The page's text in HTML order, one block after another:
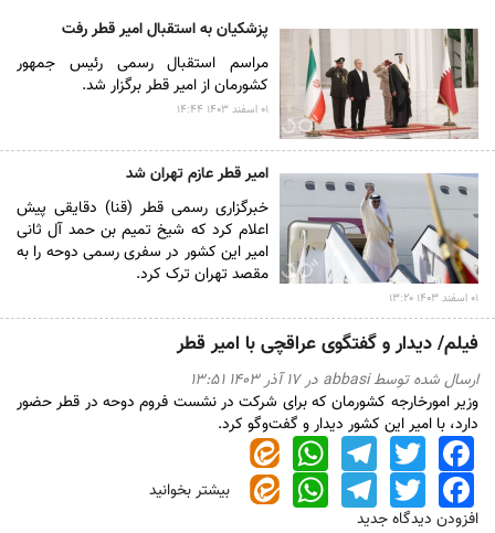
رسمی
از
امیر
قطر
پزشکیان به استقبال امیر قطر رفت
مراسم استقبال رسمی رئیس جمهور
کشورمان از امیر قطر برگزار شد.
۰۱ اسفند ۱۴۰۳ ۱۴:۴۴
امیر قطر عازم تهران شد
خبرگزاری رسمی قطر (قنا) دقایقی پیش
اعلام کرد که شیخ تمیم بن حمد آل ثانی
امیر این کشور در سفری رسمی دوحه را به
مقصد تهران ترک کرد.
۰۱ اسفند ۱۴۰۳ ۱۳:۲۰
فیلم/ دیدار و گفتگوی عراقچی با امیر قطر
ارسال شده توسطabbasi در ۱۷ آذر ۱۴۰۳ ۱۳:۵۱
وزیر امورخارجه کشورمان که برای شرکت در نشست فروم دوحه در قطر حضور
دارد، با امیر این کشور دیدار و گفت‌وگو کرد.
Facebook
Twitter
Telegram
WhatsApp
Facebook
Twitter
Telegram
WhatsApp
بیشتر بخوانید
افزودن دیدگاه جدید